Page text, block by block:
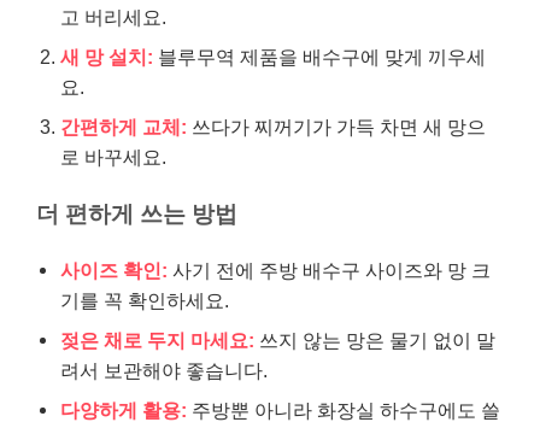
고 버리세요.
새 망 설치: 블루무역 제품을 배수구에 맞게 끼우세
요.
간편하게 교체: 쓰다가 찌꺼기가 가득 차면 새 망으
로 바꾸세요.
더 편하게 쓰는 방법
사이즈 확인: 사기 전에 주방 배수구 사이즈와 망 크
기를 꼭 확인하세요.
젖은 채로 두지 마세요: 쓰지 않는 망은 물기 없이 말
려서 보관해야 좋습니다.
다양하게 활용: 주방뿐 아니라 화장실 하수구에도 쓸